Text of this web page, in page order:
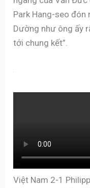
Park Hang-seo đón
Dường như ông ấy
tới chung kết”.
Việt Nam 2-1